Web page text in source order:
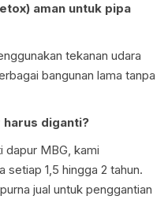
aman untuk pipa
tekanan udara
bangunan lama tanpa
diganti?
dapur MBG, kami
1,5 hingga 2 tahun.
jual untuk penggantian